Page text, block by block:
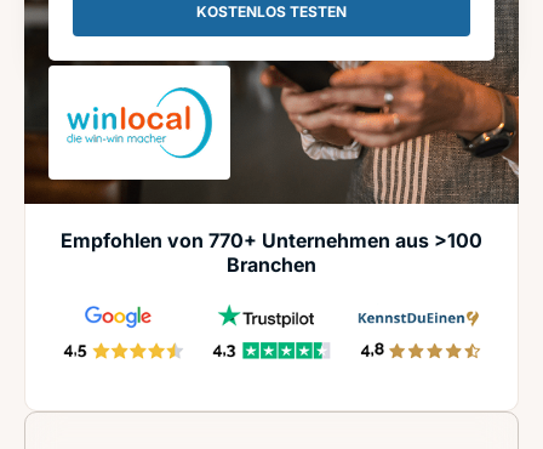
KOSTENLOS TESTEN
Empfohlen von 770+ Unternehmen aus >100
Branchen